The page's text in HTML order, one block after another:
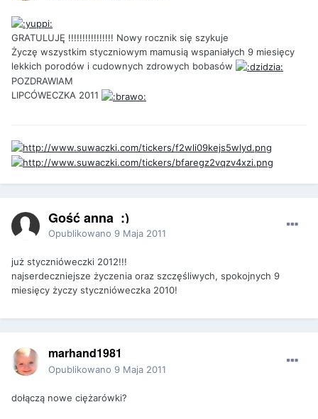
GRATULUJĘ !!!!!!!!!!!!!!!! Nowy rocznik się szykuje
Życzę wszystkim styczniowym mamusią wspaniałych 9 miesięcy
lekkich porodów i cudownych zdrowych bobasów
POZDRAWIAM
LIPCÓWECZKA 2011
Gość anna_:)
Opublikowano 9 Maja 2011
już stycznióweczki 2012!!!
najserdeczniejsze życzenia oraz szczęśliwych, spokojnych 9
miesięcy życzy stycznióweczka 2010!
marhand1981
Opublikowano 9 Maja 2011
dołączą nowe ciężarówki?